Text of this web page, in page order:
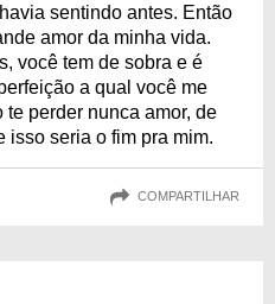
sentindo antes. Então
amor da minha vida.
você tem de sobra e é
a qual você me
perder nunca amor, de
isso seria o fim pra mim.
COMPARTILHAR